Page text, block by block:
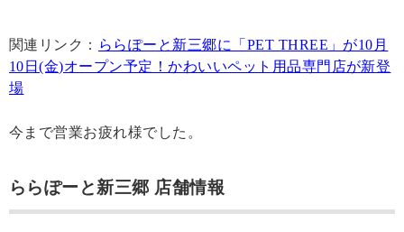
関連リンク： ららぽーと新三郷に「PET THREE」が10月
10日(金)オープン予定！かわいいペット用品専門店が新登
場
今まで営業お疲れ様でした。
ららぽーと新三郷 店舗情報